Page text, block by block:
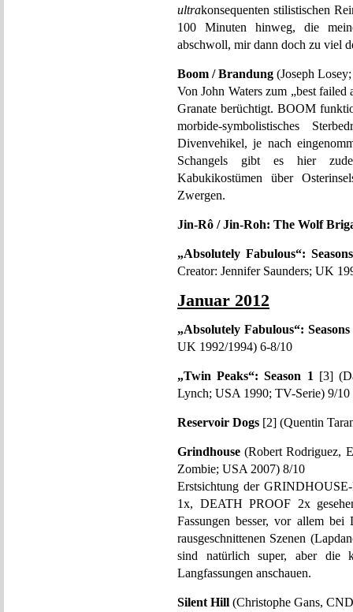
ultrakonsequenten stilistischen
100 Minuten hinweg, die
abschwoll, mir dann doch zu viel
Boom / Brandung (Joseph
Von John Waters zum „best
Granate berüchtigt. BOOM
morbide-symbolistisches
Divenvehikel, je nach
Schangels gibt es hier
Kabukikostümen über
Zwergen.
Jin-Rô / Jin-Roh: The Wolf
„Absolutely Fabulous“:
Creator: Jennifer Saunders; UK
Januar 2012
„Absolutely Fabulous“:
UK 1992/1994) 6-8/10
„Twin Peaks“: Season 1 [3]
Lynch; USA 1990; TV-Serie) 9/10
Reservoir Dogs [2] (Quentin
Grindhouse (Robert Rodriguez,
Zombie; USA 2007) 8/10
Erstsichtung der
1x, DEATH PROOF 2x
Fassungen besser, vor allem
rausgeschnittenen Szenen
sind natürlich super, aber
Langfassungen anschauen.
Silent Hill (Christophe Gans,